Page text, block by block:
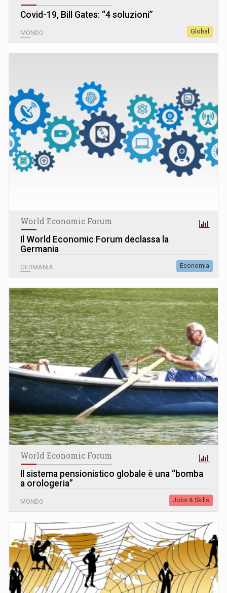
Covid-19, Bill Gates: “4 soluzioni”
MONDO Global
World Economic Forum
Il World Economic Forum declassa la
Germania
GERMANIA Economia
World Economic Forum
Il sistema pensionistico globale è una “bomba
a orologeria”
MONDO Jobs & Skills